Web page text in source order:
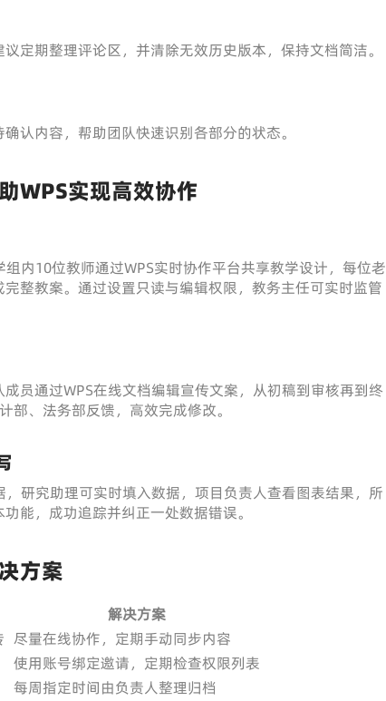
定期整理评论区，并清除无效历史版本，保持文档简洁。
认内容，帮助团队快速识别各部分的状态。
WPS实现高效协作
内10位教师通过WPS实时协作平台共享教学设计，每位老
整教案。通过设置只读与编辑权限，教务主任可实时监管
员通过WPS在线文档编辑宣传文案，从初稿到审核再到终
、法务部反馈，高效完成修改。
研究助理可实时填入数据，项目负责人查看图表结果，所
能，成功追踪并纠正一处数据错误。
方案
解决方案
尽量在线协作，定期手动同步内容
使用账号绑定邀请，定期检查权限列表
每周指定时间由负责人整理归档